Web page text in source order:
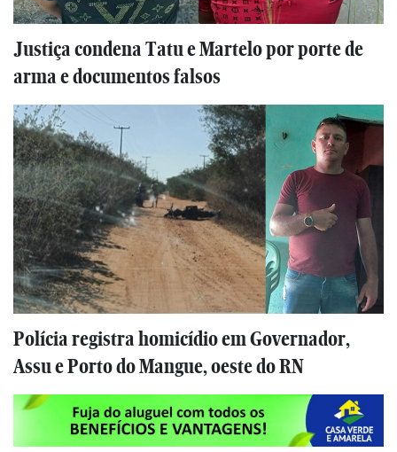
Justiça condena Tatu e Martelo por porte de
arma e documentos falsos
Polícia registra homicídio em Governador,
Assu e Porto do Mangue, oeste do RN